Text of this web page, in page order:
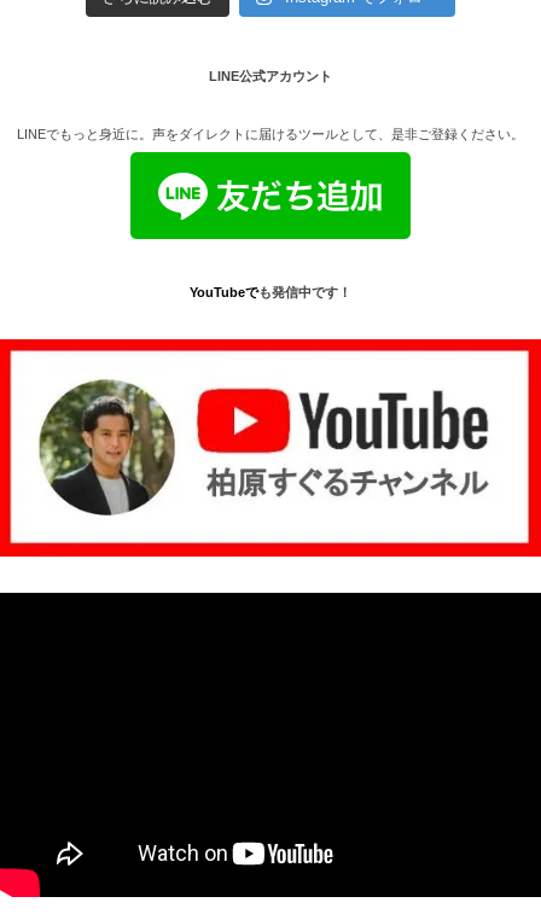
LINE公式アカウント
LINEでもっと身近に。声をダイレクトに届けるツールとして、是非ご登録ください。
YouTubeでも発信中です！